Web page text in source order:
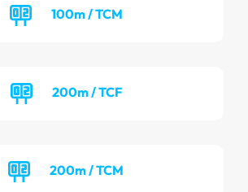
100m / TCM
200m / TCF
200m / TCM